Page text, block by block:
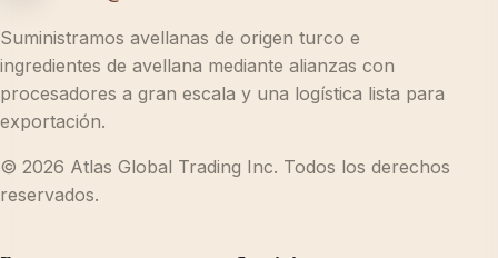
Suministramos avellanas de origen turco e
ingredientes de avellana mediante alianzas con
procesadores a gran escala y una logística lista para
exportación.
© 2026 Atlas Global Trading Inc. Todos los derechos
reservados.